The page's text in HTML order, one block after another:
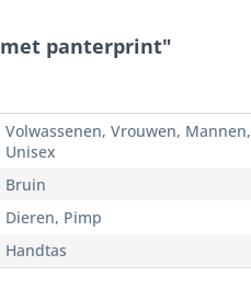
panterprint"
Volwassenen, Vrouwen, Mannen,
Unisex
Bruin
Dieren, Pimp
Handtas